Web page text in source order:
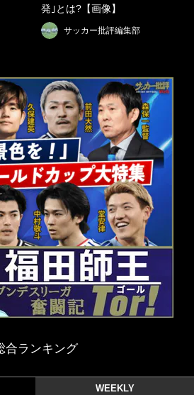
発｣とは?【画像】
サッカー批評編集部
合ランキング
WEEKLY